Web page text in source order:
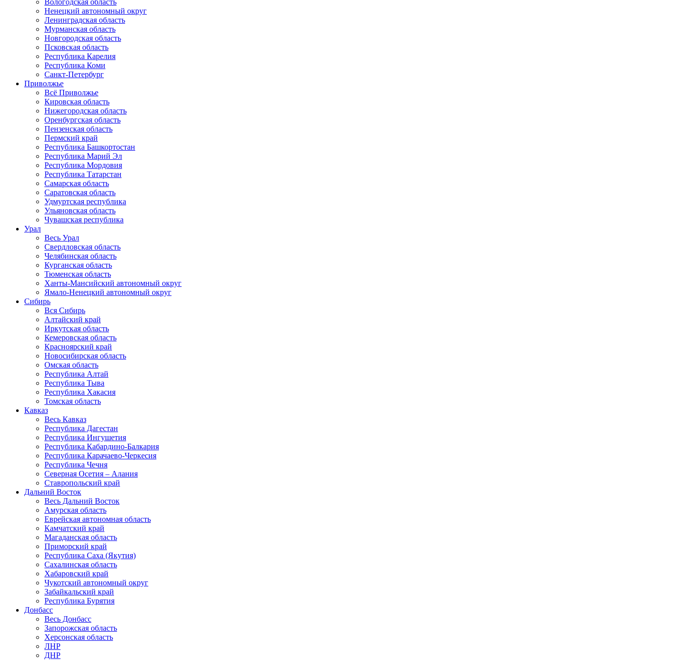
Вологодская область
Ненецкий автономный округ
Ленинградская область
Мурманская область
Новгородская область
Псковская область
Республика Карелия
Республика Коми
Санкт-Петербург
Приволжье
Всё Приволжье
Кировская область
Нижегородская область
Оренбургская область
Пензенская область
Пермский край
Республика Башкортостан
Республика Марий Эл
Республика Мордовия
Республика Татарстан
Самарская область
Саратовская область
Удмуртская республика
Ульяновская область
Чувашская республика
Урал
Весь Урал
Свердловская область
Челябинская область
Курганская область
Тюменская область
Ханты-Мансийский автономный округ
Ямало-Ненецкий автономный округ
Сибирь
Вся Сибирь
Алтайский край
Иркутская область
Кемеровская область
Красноярский край
Новосибирская область
Омская область
Республика Алтай
Республика Тыва
Республика Хакасия
Томская область
Кавказ
Весь Кавказ
Республика Дагестан
Республика Ингушетия
Республика Кабардино-Балкария
Республика Карачаево-Черкесия
Республика Чечня
Северная Осетия – Алания
Ставропольский край
Дальний Восток
Весь Дальний Восток
Амурская область
Еврейская автономная область
Камчатский край
Магаданская область
Приморский край
Республика Саха (Якутия)
Сахалинская область
Хабаровский край
Чукотский автономный округ
Забайкальский край
Республика Бурятия
Донбасс
Весь Донбасс
Запорожская область
Херсонская область
ЛНР
ДНР